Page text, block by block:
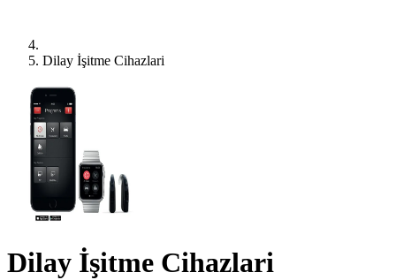
Dilay İşitme Cihazlari
Dilay İşitme Cihazlari